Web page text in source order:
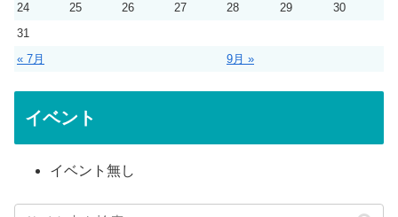
24
25 26 27 28 29
30
31
« 7月
9月 »
イベント
イベント無し